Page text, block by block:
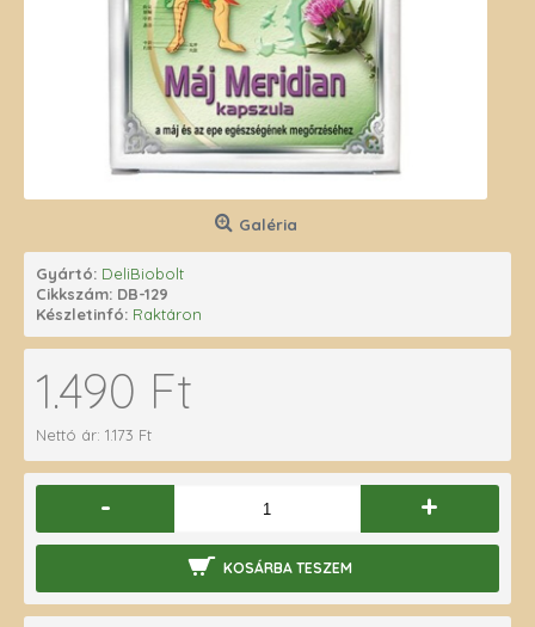
Galéria
Gyártó: DeliBiobolt
Cikkszám: DB-129
Készletinfó: Raktáron
1.490 Ft
Nettó ár: 1.173 Ft
- +
KOSÁRBA TESZEM